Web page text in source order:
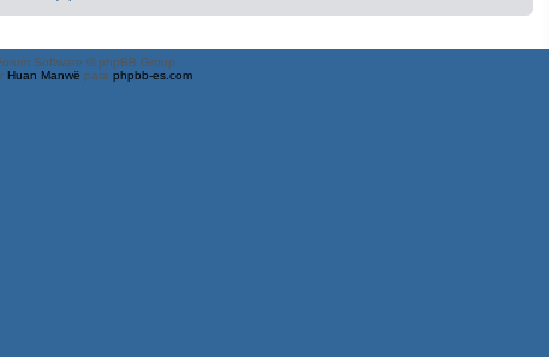
Software © phpBB Group
Huan Manwë para phpbb-es.com